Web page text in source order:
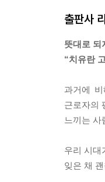
출판사
뜻대로 되
“치유란
과거에
근로자의
느끼는 사
우리 시대
잊은 채